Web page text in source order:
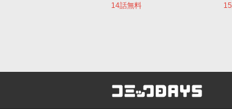
14話無料
コミックDAYS